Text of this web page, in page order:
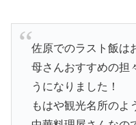
佐原でのラスト飯は
母さんおすすめの担
うになりました！
もはや観光名所のよ